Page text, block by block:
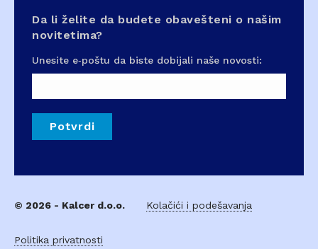
Da li želite da budete obavešteni o našim
novitetima?
Unesite e‑poštu da biste dobijali naše novosti:
Potvrdi
© 2026 - Kalcer d.o.o. Kolačići i podešavanja
Politika privatnosti